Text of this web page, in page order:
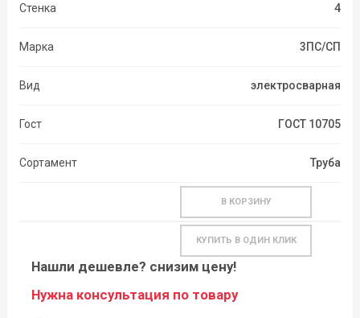
Стенка 4
Марка 3ПС/СП
Вид электросварная
Гост ГОСТ 10705
Сортамент Труба
В КОРЗИНУ
КУПИТЬ В ОДИН КЛИК
Нашли дешевле? снизим цену!
Нужна консультация по товару